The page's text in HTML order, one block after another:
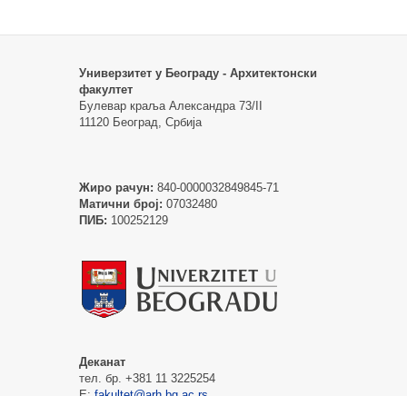
Универзитет у Београду - Архитектонски
факултет
Булевар краља Александра 73/II
11120 Београд, Србија
Жиро рачун: 840-0000032849845-71
Матични број: 07032480
ПИБ: 100252129
Деканат
тел. бр. +381 11 3225254